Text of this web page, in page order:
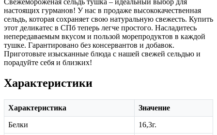
настоящих гурманов! У нас в продаже высококачественная
сельдь, которая сохраняет свою натуральную свежесть. Купить
этот деликатес в СПб теперь легче простого. Насладитесь
непередаваемым вкусом и пользой морепродуктов в каждой
тушке. Гарантировано без консервантов и добавок.
Приготовьте изысканные блюда с нашей свежей сельдью и
порадуйте себя и близких!
Характеристики
Характеристика Значение
Белки 16,3г.